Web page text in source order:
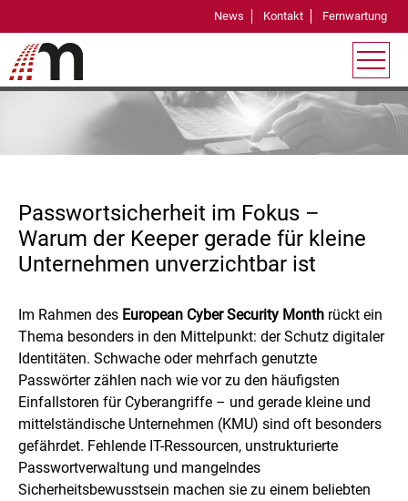
News Kontakt Fernwartung
Passwortsicherheit im Fokus –
Warum der Keeper gerade für kleine
Unternehmen unverzichtbar ist
Im Rahmen des European Cyber Security Month rückt ein
Thema besonders in den Mittelpunkt: der Schutz digitaler
Identitäten. Schwache oder mehrfach genutzte
Passwörter zählen nach wie vor zu den häufigsten
Einfallstoren für Cyberangriffe – und gerade kleine und
mittelständische Unternehmen (KMU) sind oft besonders
gefährdet. Fehlende IT-Ressourcen, unstrukturierte
Passwortverwaltung und mangelndes
Sicherheitsbewusstsein machen sie zu einem beliebten